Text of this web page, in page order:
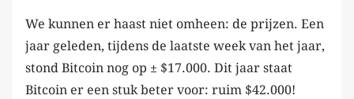
We kunnen er haast niet omheen: de prijzen. Een
jaar geleden, tijdens de laatste week van het jaar,
stond Bitcoin nog op ± $17.000. Dit jaar staat
Bitcoin er een stuk beter voor: ruim $42.000!